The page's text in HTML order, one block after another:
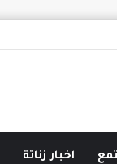
اخبار زناتة